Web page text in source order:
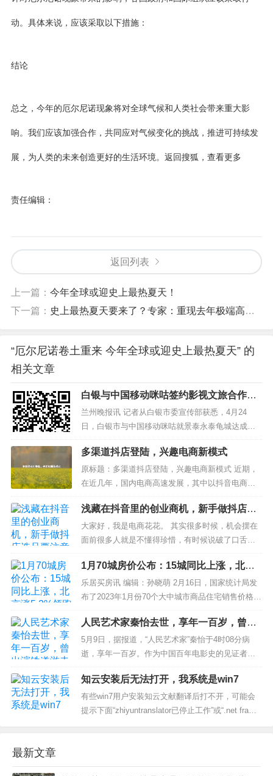
动。具体来说，应该采取以下措施：
结论
总之，今年的厄尔尼诺现象将对全球气候和人类社会带来重大影
响。我们应该加强合作，共同应对气候变化的挑战，推进可持续发
展，为人类的未来创造更好的生活环境。 返回搜狐，查看更多
责任编辑：
返回列表
上一篇： 今年全球或迎史上最热夏天！
下一篇： 史上最热夏天要来了？专家：重现去年极端高温事件的可能性较小
“厄尔尼诺卷土重来 今年全球或迎史上最热夏天” 的
相关文章
白银与中国移动咪咕签约影视文旅合作项
目助推景泰龟城发展
兰州晚报讯 记者从白银市委宣传部获悉，4月24
日，白银市与中国移动咪咕就景泰永泰龟城达成文
旅项目合作并正式签约，预示着这座位于景泰县寺
滩乡境内、距今已有400多年历史的明代军事要塞将
迎来新的发展机遇。 景泰永泰龟城修筑于明万历三
十六年（1608年），是明政府为防御北方少数民族
入...
多渠道抖店登陆，兴趣电商新模式
原标题：多渠道抖店登陆，兴趣电商新模式 近期，
在近几年，国内电商高速发展，其中以抖音电商为
例，通过创新消费需求，开创了兴趣电商的新模
式，为商家带来持续的消费增量。其中字节跳动旗
下全线产品MAU月活跃用户高达19亿+，带来了高
流量，其中抖音用户日活跃量高达6亿，，具有巨大
消费潜力，...
浅藏在抖音里的创业商机，新手做抖店选
品要注意这几个点
大家好，我是电商花花。 其实很多时候，机会摆在
面前很多人就是不懂得珍惜，有时候说破了口舌都
无动于衷，或许真的是每个人对于信息的解读能力
不太一样吧。 但是每次都因为当时在犹豫不决中，
在观望中错过了一次次机会，但又在抖音上看到关
于某某某通过抖音小店赚了***钱的案例，在哀声叹
气...
1月70城房价公布：15城同比上涨，北京
涨5.2%领跑一线城市
乐居买房讯 编辑：孙晓萌 2月16日，国家统计局发
布了2023年1月份70个大中城市商品住宅销售价格变
动情况。1月份，70个大中城市中，新建商品住宅销
售价格同比上涨城市有15个，比上月减少1个。...
人民艺术家秦怡去世，享年一百岁，曾出
演铁道游击队芳林嫂
5月9日，据报道，“人民艺术家”秦怡于4时08分病
逝，享年一百岁。作为中国百年电影史的见证者和
耕耘者，“人民艺术家”的秦怡，生于1922年，先后出
演了《铁道游击队》、《马兰花开》、《女篮5
号》、《上海屋檐下》、《青海湖畔》、《那些女
人》等多部经典优秀的影视作品。1956年，秦怡搭
知云安装后无法打开，我系统是win7
有些win7用户安装知云文献翻译后打不开，可能会
提示下面“zhiyuntranslator已停止工作”或“.net frame
用到部分VC运行库，由于w...
最新文章